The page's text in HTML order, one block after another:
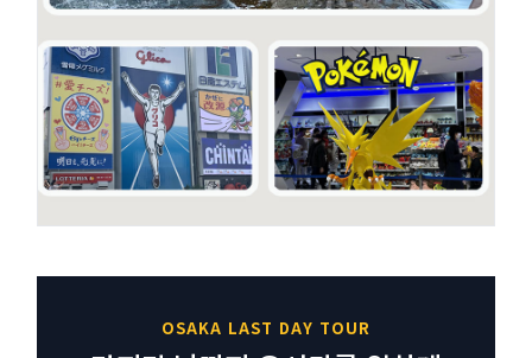
OSAKA LAST DAY TOUR